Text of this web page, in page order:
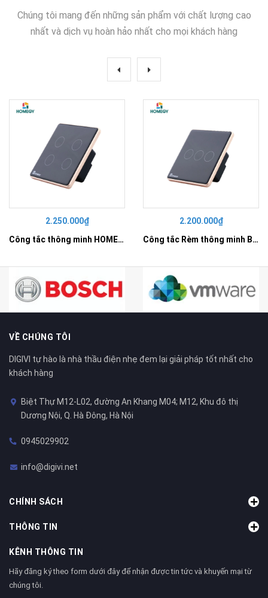
Chúng tôi mang đến những sản phẩm với chất lượng cao
nhất và dịch vụ hoàn hảo nhất cho mọi khách hàng
2.250.000₫
Công tắc thông minh HOMEGY BLE 4 nút NL kính phẳng
2.200.000₫
Công tắc Rèm thông minh BLE 1 lớp kính phẳng
VỀ CHÚNG TÔI
DIGIVI tự hào là nhà thầu điện nhẹ đem lại giải pháp tốt nhất cho
khách hàng
Biệt Thự M12-L02, đường An Khang M04; M12, Khu đô thị
Dương Nội, Q. Hà Đông, Hà Nội
0945029902
info@digivi.net
CHÍNH SÁCH
THÔNG TIN
KÊNH THÔNG TIN
Hãy đăng ký theo form dưới đây để nhận được tin tức và khuyến mại từ
chúng tôi.